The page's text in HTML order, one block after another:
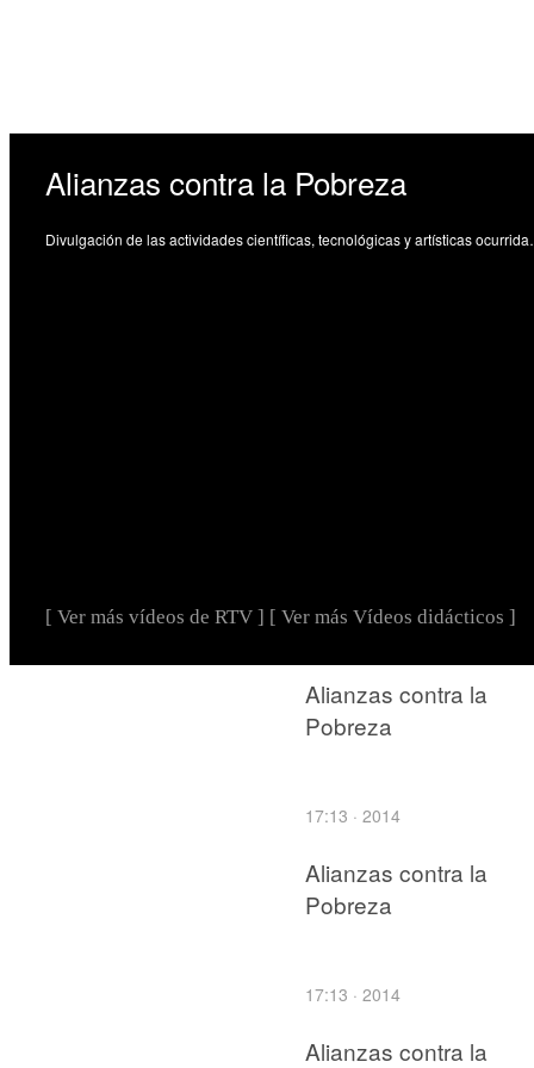
Alianzas contra la Pobreza
Divulgación de las
[ Ver más vídeos de RTV ] [ Ver más Vídeos didácticos ]
Alianzas contra la
Pobreza
17:13 · 2014
Alianzas contra la
Pobreza
17:13 · 2014
Alianzas contra la